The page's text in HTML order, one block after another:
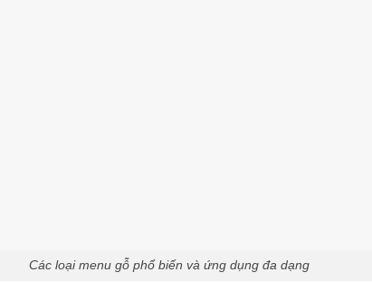
Các loại menu gỗ phổ biến và ứng dụng đa dạng